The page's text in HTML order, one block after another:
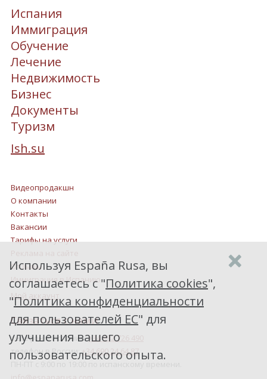
Испания
Иммиграция
Обучение
Лечение
Недвижимость
Бизнес
Документы
Туризм
Ish.su
Видеопродакшн
О компании
Контакты
Вакансии
Тарифы на услуги
Отзывы
Иммиграция в Испанию
Мой аккаунт
Связаться с нами
телефон в Испании:+34 932 726 490
телефон в России:+34 690 24 64 87
Используя España Rusa, вы
соглашаетесь с "Политика cookies",
"Политика конфиденциальности
для пользователей ЕС" для
улучшения вашего
пользовательского опыта.